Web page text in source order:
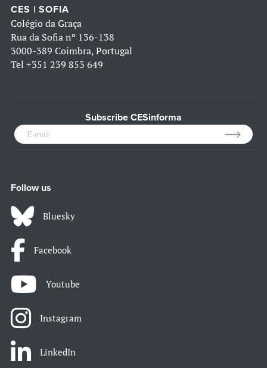
CES | SOFIA
Colégio da Graça
Rua da Sofia nº 136-138
3000-389 Coimbra, Portugal
Tel +351 239 853 649
Subscribe CESinforma
Follow us
Bluesky
Facebook
Youtube
Instagram
LinkedIn